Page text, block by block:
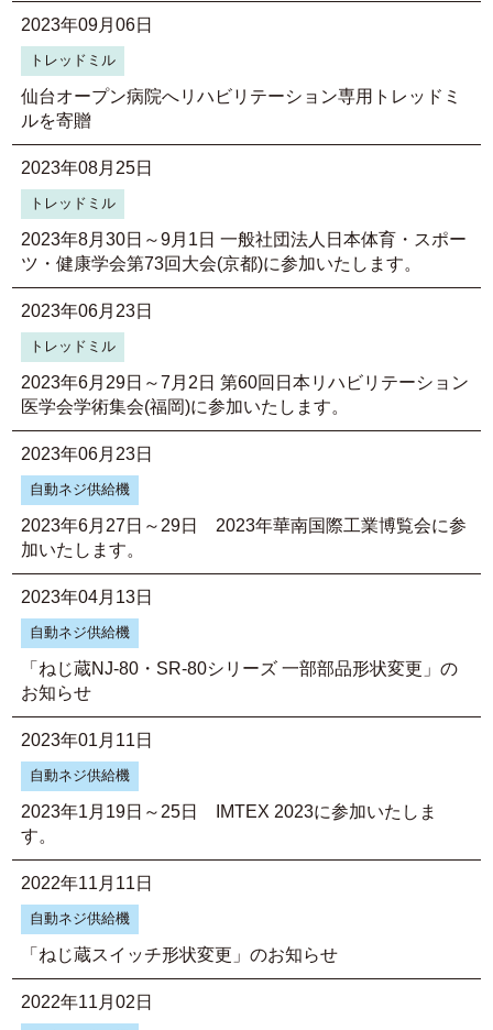
2023年09月06日
トレッドミル
仙台オープン病院へリハビリテーション専用トレッドミ
ルを寄贈
2023年08月25日
トレッドミル
2023年8月30日～9月1日 一般社団法人日本体育・スポー
ツ・健康学会第73回大会(京都)に参加いたします。
2023年06月23日
トレッドミル
2023年6月29日～7月2日 第60回日本リハビリテーション
医学会学術集会(福岡)に参加いたします。
2023年06月23日
自動ネジ供給機
2023年6月27日～29日 2023年華南国際工業博覧会に参
加いたします。
2023年04月13日
自動ネジ供給機
「ねじ蔵NJ-80・SR-80シリーズ 一部部品形状変更」の
お知らせ
2023年01月11日
自動ネジ供給機
2023年1月19日～25日 IMTEX 2023に参加いたしま
す。
2022年11月11日
自動ネジ供給機
「ねじ蔵スイッチ形状変更」のお知らせ
2022年11月02日